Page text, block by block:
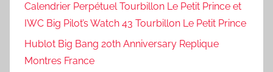
Calendrier Perpétuel Tourbillon Le Petit Prince et
IWC Big Pilot’s Watch 43 Tourbillon Le Petit Prince
Hublot Big Bang 20th Anniversary Replique
Montres France